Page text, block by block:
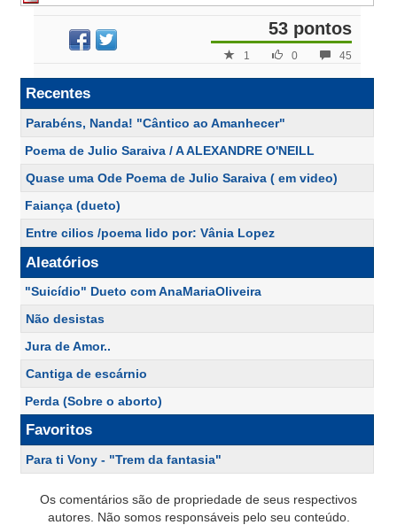
53 pontos
45
0
1
Recentes
Parabéns, Nanda! "Cântico ao Amanhecer"
Poema de Julio Saraiva / A ALEXANDRE O'NEILL
Quase uma Ode Poema de Julio Saraiva ( em video)
Faiança (dueto)
Entre cilios /poema lido por: Vânia Lopez
Aleatórios
"Suicídio" Dueto com AnaMariaOliveira
Não desistas
Jura de Amor..
Cantiga de escárnio
Perda (Sobre o aborto)
Favoritos
Para ti Vony - "Trem da fantasia"
Os comentários são de propriedade de seus respectivos
autores. Não somos responsáveis pelo seu conteúdo.